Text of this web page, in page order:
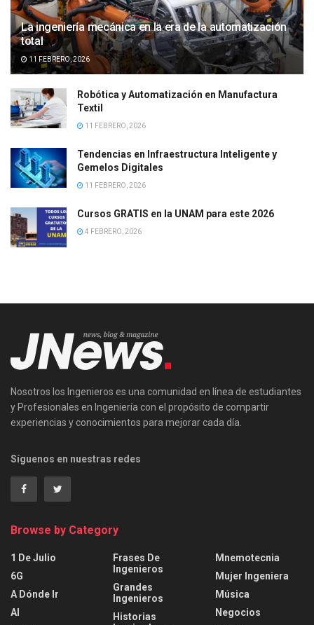
La ingeniería mecánica en la era de la automatización
total
11 FEBRERO, 2026
Robótica y Automatización en Manufactura
Textil
11 FEBRERO, 2026
Tendencias en Infraestructura Inteligente y
Gemelos Digitales
11 FEBRERO, 2026
Cursos GRATIS en la UNAM para este 2026
4 FEBRERO, 2026
Nosotros los Ingenieros es una comunidad en línea de estudiantes
y Profesionales en Ingeniería con el propósito de compartir
experiencias y conocimientos para mejorar cada día.
Síguenos en nuestras redes
Browse by Category
1 De Julio
6G
A Dónde Ir
AI
Frases De
Ingenieros
Grandes
Ingenieros
Historias
Mnemotecnia
Mujer Ingeniera
Música
Negocios